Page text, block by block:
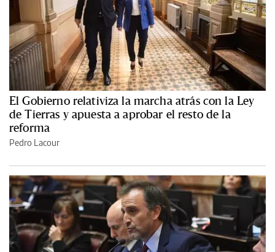
El Gobierno relativiza la marcha atrás con la Ley
de Tierras y apuesta a aprobar el resto de la
reforma
Pedro Lacour